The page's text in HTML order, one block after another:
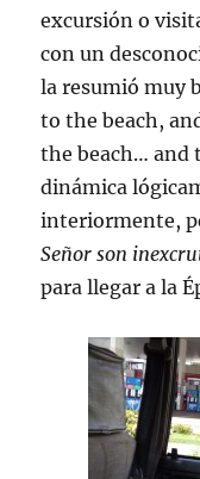
excursión o
con un
la resumió muy
to the beach,
the beach… and
dinámica
interiormente,
Señor son
para llegar a la